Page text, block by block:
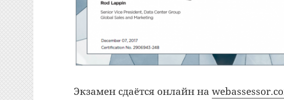
Экзамен сдаётся онлайн на